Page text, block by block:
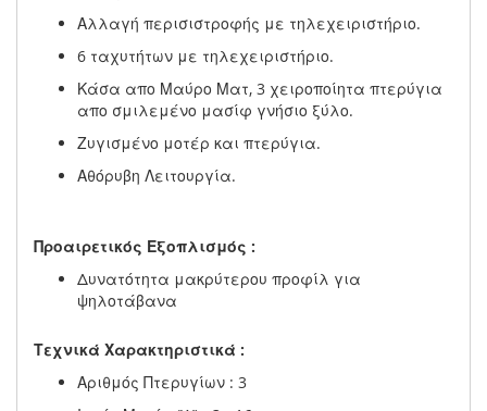
Αλλαγή περισιστροφής με τηλεχειριστήριο.
6 ταχυτήτων με τηλεχειριστήριο.
Κάσα απο Μαύρο Ματ, 3 χειροποίητα πτερύγια
απο σμιλεμένο μασίφ γνήσιο ξύλο.
Ζυγισμένο μοτέρ και πτερύγια.
Αθόρυβη Λειτουργία.
Προαιρετικός Εξοπλισμός :
Δυνατότητα μακρύτερου προφίλ για
ψηλοτάβανα
Τεχνικά Χαρακτηριστικά :
Αριθμός Πτερυγίων : 3